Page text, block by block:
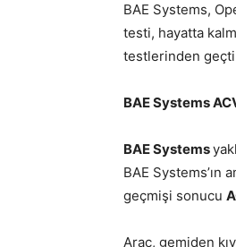
BAE Systems,
testi, hayatta
testlerinden
BAE Systems
BAE Systems
BAE Systems’ın
geçmişi sonucu
Araç, gemiden